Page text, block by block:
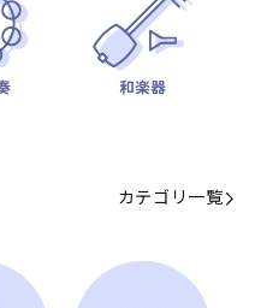
カテゴリ一覧